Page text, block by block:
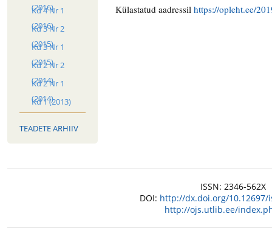
(2016)
Kd 4 Nr 1
(2016)
Kd 3 Nr 2
(2015)
Kd 3 Nr 1
(2015)
Kd 2 Nr 2
(2014)
Kd 2 Nr 1
(2014)
Kd 1 (2013)
TEADETE ARHIIV
Külastatud aadressilhttps://opleht.ee/
ISSN: 2346-562X
DOI: http://dx.doi.org/10.12697/
http://ojs.utlib.ee/